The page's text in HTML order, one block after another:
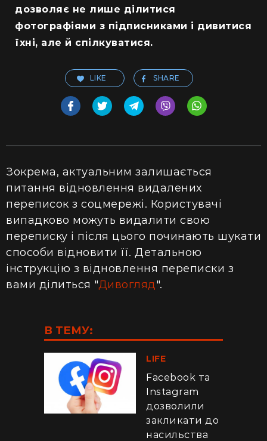
дозволяє не лише ділитися
фотографіями з підписниками і дивитися
їхні, але й спілкуватися.
LIKE SHARE
Зокрема, актуальним залишається
питання відновлення видалених
переписок з соцмережі. Користувачі
випадково можуть видалити свою
переписку і після цього починають шукати
способи відновити її. Детальною
інструкцію з відновлення переписки з
вами ділиться "Дивогляд".
В ТЕМУ:
LIFE
Facebook та
Instagram
дозволили
закликати до
насильства